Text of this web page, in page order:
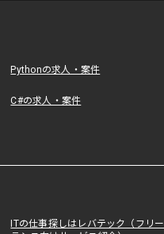
Pythonの求人・案件
C#の求人・案件
ITの仕事探しはレバテック（フリー